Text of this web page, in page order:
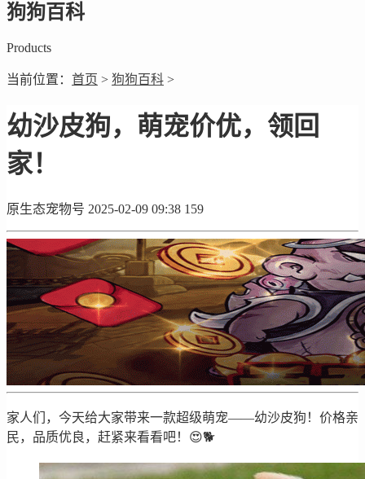
狗狗百科
Products
当前位置： 首页 > 狗狗百科 >
幼沙皮狗，萌宠价优，领回
家！
原生态宠物号 2025-02-09 09:38 159
家人们，今天给大家带来一款超级萌宠——幼沙皮狗！价格亲
民，品质优良，赶紧来看看吧！😍🐕